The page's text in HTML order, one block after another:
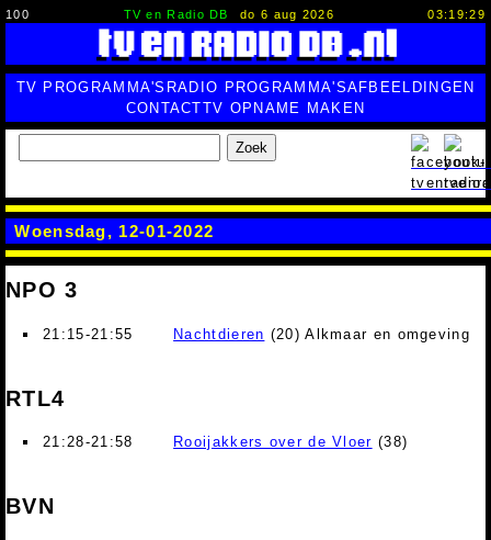
100 TV en Radio DB do 6 aug 2026 03:19:30
TV PROGRAMMA'S RADIO PROGRAMMA'SAFBEELDINGEN
CONTACTTV OPNAME MAKEN
Zoek
Woensdag, 12-01-2022
NPO 3
21:15-21:55 Nachtdieren (20) Alkmaar en omgeving
RTL4
21:28-21:58 Rooijakkers over de Vloer (38)
BVN